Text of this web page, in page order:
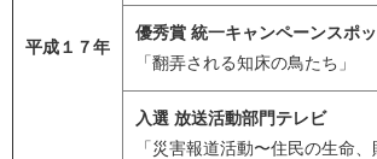
平成１７年
優秀賞 統一キャンペーンスポ
「翻弄される知床の鳥たち」
入選 放送活動部門テレビ
「災害報道活動〜住民の生命